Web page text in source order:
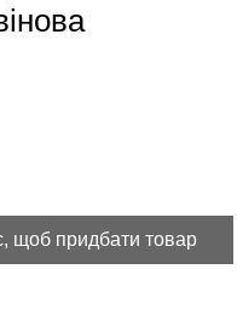
щоб придбати товар